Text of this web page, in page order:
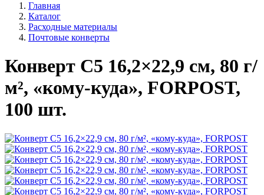
Главная
Каталог
Расходные материалы
Почтовые конверты
Конверт C5 16,2×22,9 см, 80 г/
м², «кому-куда», FORPOST,
100 шт.